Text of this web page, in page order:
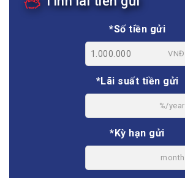
*Số tiền gửi
VNĐ
*Lãi suất tiền gửi
%/year
*Kỳ hạn gửi
month